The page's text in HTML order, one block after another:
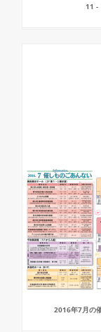
11 -
2016年7月の